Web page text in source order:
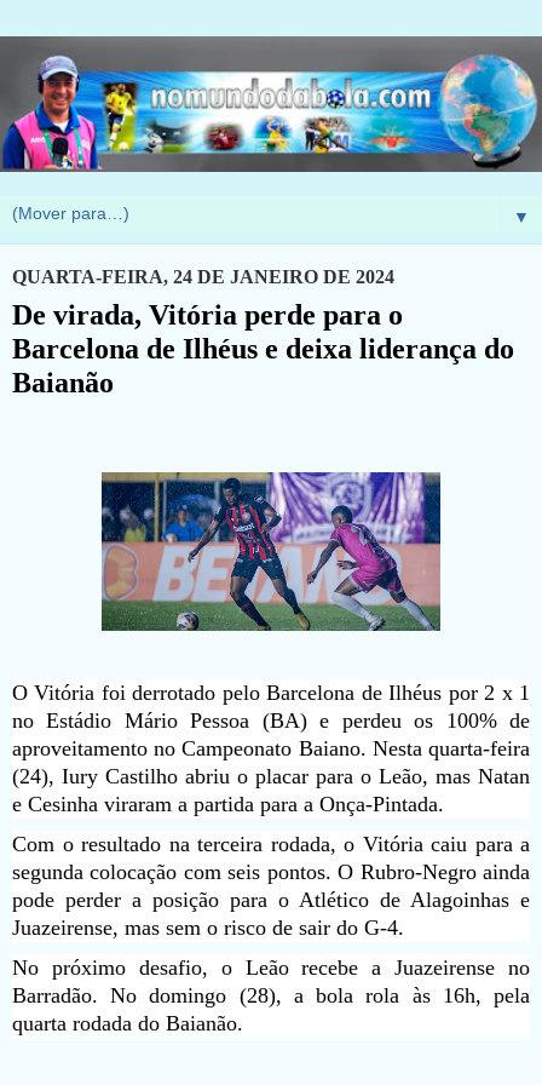
▼
QUARTA-FEIRA, 24 DE JANEIRO DE 2024
De virada, Vitória perde para o
Barcelona de Ilhéus e deixa liderança do
Baianão
O Vitória foi derrotado pelo Barcelona de Ilhéus por 2 x 1
no Estádio Mário Pessoa (BA) e perdeu os 100% de
aproveitamento no Campeonato Baiano. Nesta quarta-feira
(24), Iury Castilho abriu o placar para o Leão, mas Natan
e Cesinha viraram a partida para a Onça-Pintada.
Com o resultado na terceira rodada, o Vitória caiu para a
segunda colocação com seis pontos. O Rubro-Negro ainda
pode perder a posição para o Atlético de Alagoinhas e
Juazeirense, mas sem o risco de sair do G-4.
No próximo desafio, o Leão recebe a Juazeirense no
Barradão. No domingo (28), a bola rola às 16h, pela
quarta rodada do Baianão.